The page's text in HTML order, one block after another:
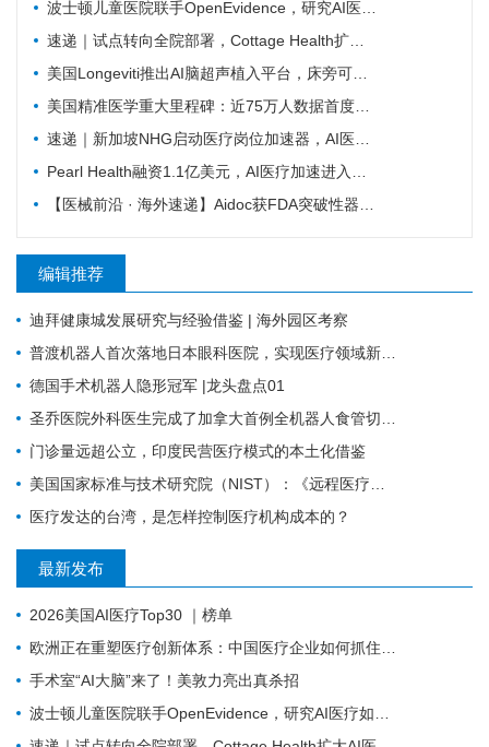
波士顿儿童医院联手OpenEvidence，研究AI医疗如何改变临床决策
速递｜试点转向全院部署，Cottage Health扩大AI医疗虚拟护理合作
美国Longeviti推出AI脑超声植入平台，床旁可完成颅内实时成像
美国精准医学重大里程碑：近75万人数据首度开放
速递｜新加坡NHG启动医疗岗位加速器，AI医疗进入岗位重构阶段
Pearl Health融资1.1亿美元，AI医疗加速进入医保控费核心环节
【医械前沿 · 海外速递】Aidoc获FDA突破性器械认定，AI大模型覆盖数十种急症
编辑推荐
迪拜健康城发展研究与经验借鉴 | 海外园区考察
普渡机器人首次落地日本眼科医院，实现医疗领域新突破
德国手术机器人隐形冠军 |龙头盘点01
圣乔医院外科医生完成了加拿大首例全机器人食管切除术
门诊量远超公立，印度民营医疗模式的本土化借鉴
美国国家标准与技术研究院（NIST）：《远程医疗远程患者监测生态系统安全指南（最终版）》
医疗发达的台湾，是怎样控制医疗机构成本的？
最新发布
2026美国AI医疗Top30 ｜榜单
欧洲正在重塑医疗创新体系：中国医疗企业如何抓住下一轮机会？
手术室“AI大脑”来了！美敦力亮出真杀招
波士顿儿童医院联手OpenEvidence，研究AI医疗如何改变临床决策